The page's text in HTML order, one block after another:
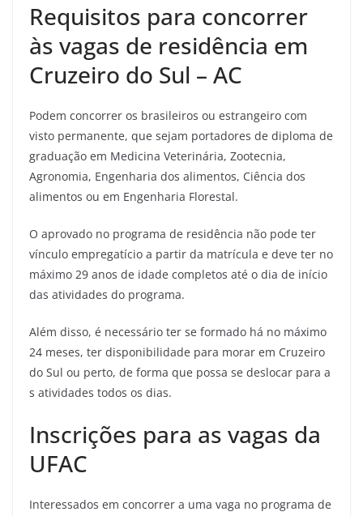
Requisitos para concorrer
às vagas de residência em
Cruzeiro do Sul – AC
Podem concorrer os brasileiros ou estrangeiro com
visto permanente, que sejam portadores de diploma de
graduação em Medicina Veterinária, Zootecnia,
Agronomia, Engenharia dos alimentos, Ciência dos
alimentos ou em Engenharia Florestal.
O aprovado no programa de residência não pode ter
vínculo empregatício a partir da matrícula e deve ter no
máximo 29 anos de idade completos até o dia de início
das atividades do programa.
Além disso, é necessário ter se formado há no máximo
24 meses, ter disponibilidade para morar em Cruzeiro
do Sul ou perto, de forma que possa se deslocar para a
s atividades todos os dias.
Inscrições para as vagas da
UFAC
Interessados em concorrer a uma vaga no programa de